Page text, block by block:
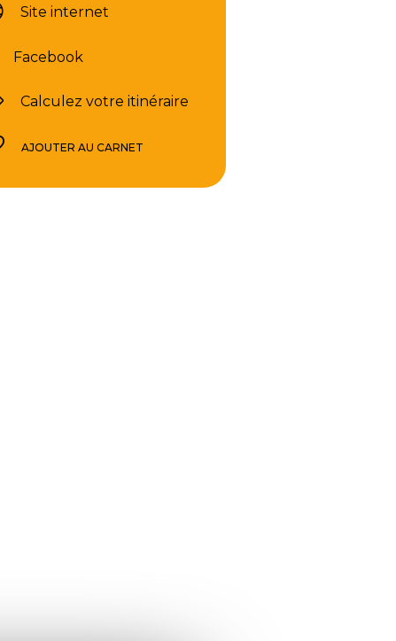
Site internet
Facebook
Calculez votre itinéraire
AJOUTER AU CARNET